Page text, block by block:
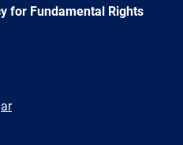
for Fundamental Rights